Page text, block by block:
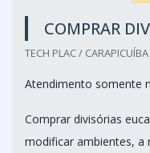
COMPRAR
TECH PLAC /
Atendimento somente
Comprar divisórias
modificar ambientes, a